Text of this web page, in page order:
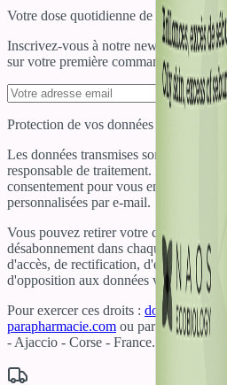
Votre dose quotidienne de bien-être !
Inscrivez-vous à notre newsletter et
sur votre première commande !
S'inscrire
Protection de vos données personnelles
Les données transmises sont destinées à
responsable de traitement. Elles sont
consentement pour vous envoyer des
personnalisées par e-mail.
Vous pouvez retirer votre
désabonnement dans chaque email.
d'accès, de rectification, d'effacement,
d'opposition aux données vous
Pour exercer ces droits :
parapharmacie.com ou par courrier à :
- Ajaccio - Corse - France.
En savoir